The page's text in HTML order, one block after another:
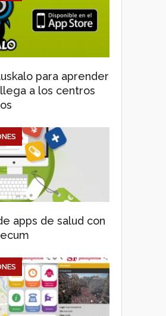
para aprender
a los centros
apps de salud con